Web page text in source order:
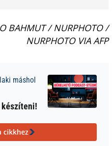
BAHMUT / NURPHOTO /
NURPHOTO VIA AFP
máshol
készíteni!
cikkhez